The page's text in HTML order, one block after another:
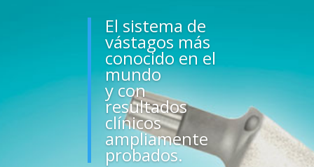
El sistema de
vástagos más
conocido en el
mundo
y con
resultados
clínicos
ampliamente
probados.